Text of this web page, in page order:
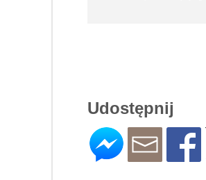
Udostępnij